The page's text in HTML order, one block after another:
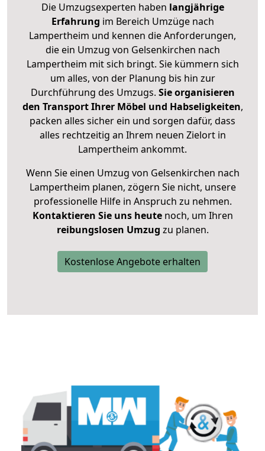
Die Umzugsexperten haben langjährige
Erfahrung im Bereich Umzüge nach
Lampertheim und kennen die Anforderungen,
die ein Umzug von Gelsenkirchen nach
Lampertheim mit sich bringt. Sie kümmern sich
um alles, von der Planung bis hin zur
Durchführung des Umzugs. Sie organisieren
den Transport Ihrer Möbel und Habseligkeiten,
packen alles sicher ein und sorgen dafür, dass
alles rechtzeitig an Ihrem neuen Zielort in
Lampertheim ankommt.
Wenn Sie einen Umzug von Gelsenkirchen nach
Lampertheim planen, zögern Sie nicht, unsere
professionelle Hilfe in Anspruch zu nehmen.
Kontaktieren Sie uns heutenoch, um Ihren
reibungslosen Umzug zu planen.
Kostenlose Angebote erhalten